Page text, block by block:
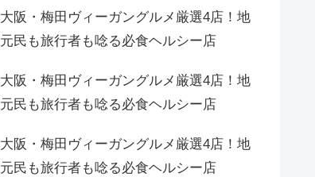
大阪・梅田ヴィーガングルメ厳選4店！地
元民も旅行者も唸る必食ヘルシー店
大阪・梅田ヴィーガングルメ厳選4店！地
元民も旅行者も唸る必食ヘルシー店
大阪・梅田ヴィーガングルメ厳選4店！地
元民も旅行者も唸る必食ヘルシー店